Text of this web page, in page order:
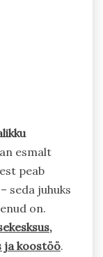
esmalt
peab
seda juhuks
on.
ja koostöö.